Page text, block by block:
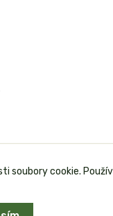
soubory cookie.